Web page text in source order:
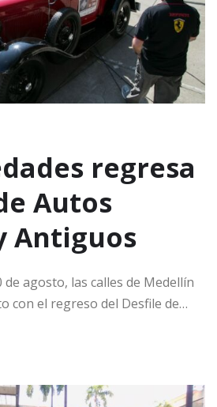
regresa
Autos
Antiguos
agosto, las calles de Medellín
con el regreso del Desfile de…